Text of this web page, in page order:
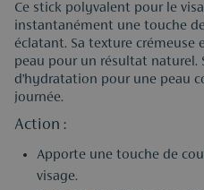
Ce stick polyvalent pour le
instantanément une touche
éclatant. Sa texture
peau pour un résultat naturel.
d’hydratation pour une peau
journée.
Action :
Apporte une touche de
visage.